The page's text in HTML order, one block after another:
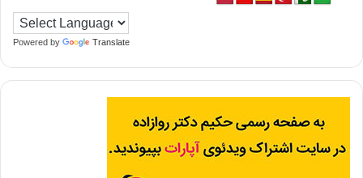
Powered by Translate